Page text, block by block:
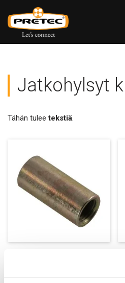
Siirry
suoraan
Jatkohylsyt
Tähän tuleetekstiä.